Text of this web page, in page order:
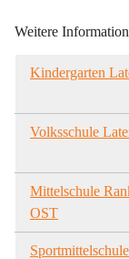
Weitere
Kindergarten
Volksschule
Mittelschule
OST